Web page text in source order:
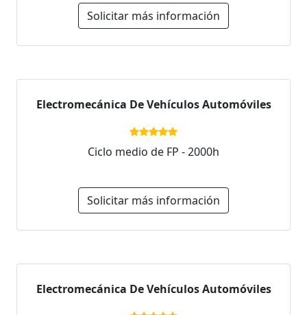
Solicitar más información
Electromecánica De Vehículos Automóviles
Ciclo medio de FP - 2000h
Solicitar más información
Electromecánica De Vehículos Automóviles